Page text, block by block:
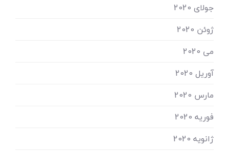
جولای 2020
ژوئن 2020
می 2020
آوریل 2020
مارس 2020
فوریه 2020
ژانویه 2020